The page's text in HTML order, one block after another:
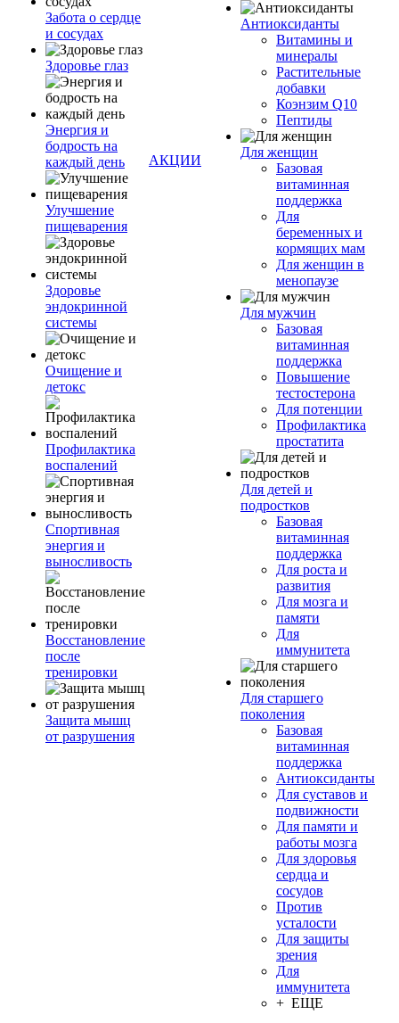
Забота о сердце
и сосудах
Здоровье глаз
Энергия и
бодрость на
каждый день
Улучшение
пищеварения
Здоровье
эндокринной
системы
Очищение и
детокс
Профилактика
воспалений
Спортивная
энергия и
выносливость
Восстановление
после
тренировки
Защита мышц
от разрушения
АКЦИИ
Антиоксиданты
Витамины и
минералы
Растительные
добавки
Коэнзим Q10
Пептиды
Для женщин
Базовая
витаминная
поддержка
Для
беременных и
кормящих мам
Для женщин в
менопаузе
Для мужчин
Базовая
витаминная
поддержка
Повышение
тестостерона
Для потенции
Профилактика
простатита
Для детей и
подростков
Базовая
витаминная
поддержка
Для роста и
развития
Для мозга и
памяти
Для
иммунитета
Для старшего
поколения
Базовая
витаминная
поддержка
Антиоксиданты
Для суставов и
подвижности
Для памяти и
работы мозга
Для здоровья
сердца и
сосудов
Против
усталости
Для защиты
зрения
Для
иммунитета
+ ЕЩЕ